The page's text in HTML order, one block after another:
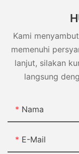
Kami
memenuhi
lanjut, silakan
langsung
Nama
E-Mail